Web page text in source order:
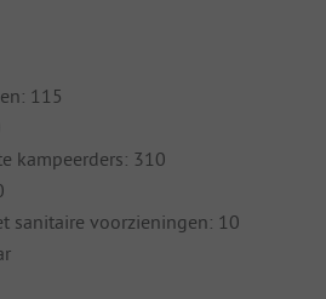
115
kampeerders: 310
sanitaire voorzieningen: 10